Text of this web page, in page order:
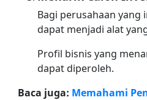
Bagi perusahaan yang
dapat menjadi alat
Profil bisnis yang
dapat diperoleh.
Baca juga: Memahami